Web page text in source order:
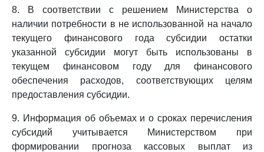
8. В соответствии с решением Министерства о
наличии потребности в не использованной на начало
текущего финансового года субсидии остатки
указанной субсидии могут быть использованы в
текущем финансовом году для финансового
обеспечения расходов, соответствующих целям
предоставления субсидии.
9. Информация об объемах и о сроках перечисления
субсидий учитывается Министерством при
формировании прогноза кассовых выплат из